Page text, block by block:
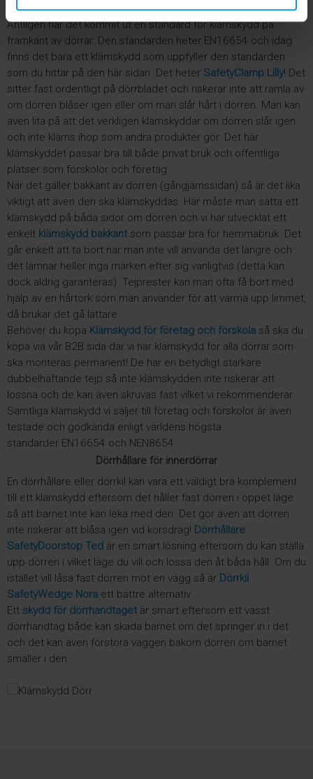
klämskydd!
Äntligen har det kommit ut en standard för klämskydd på
framkant av dörrar. Den standarden heter EN16654 och idag
finns det bara ett klämskydd som uppfyller den standarden
som du hittar på den här sidan. Det heter SafetyClamp Lilly! Det
sitter fast ordentligt på dörrbladet och riskerar inte att ramla av
om dörren blåser igen eller om man slår hårt i dörren. Man kan
även lita på att det verkligen klämskyddar om dörren slår igen
och inte kläms ihop som andra produkter gör. Det här
klämskyddet passar bra till både privat bruk och offentliga
platser som förskolor och företag.
När det gäller bakkant av dörren (gångjärnssidan) så är det lika
viktigt att även den ska klämskyddas. Här måste man sätta ett
klämskydd på båda sidor om dörren och vi har utvecklat ett
enkelt klämskydd bakkant som passar bra för hemmabruk. Det
går enkelt att ta bort när man inte vill använda det längre och
det lämnar heller inga märken efter sig vanligtvis (detta kan
dock aldrig garanteras). Tejprester kan man ofta få bort med
hjälp av en hårtork som man använder för att värma upp limmet,
då brukar det gå lättare.
Behöver du köpa Klämskydd för företag och förskola så ska du
köpa via vår B2B sida där vi har klämskydd för alla dörrar som
ska monteras permanent! De har en betydligt starkare
dubbelhäftande tejp så inte klämskydden inte riskerar att
lossna och de kan även skruvas fast vilket vi rekommenderar.
Samtliga klämskydd vi säljer till företag och förskolor är även
testade och godkända enligt världens högsta
standarder EN16654 och NEN8654.
Dörrhållare för innerdörrar
En dörrhållare eller dörrkil kan vara ett väldigt bra komplement
till ett klämskydd eftersom det håller fast dörren i öppet läge
så att barnet inte kan leka med den. Det gör även att dörren
inte riskerar att blåsa igen vid korsdrag! Dörrhållare
SafetyDoorstop Ted är en smart lösning eftersom du kan ställa
upp dörren i vilket läge du vill och lossa den åt båda håll. Om du
istället vill låsa fast dörren mot en vägg så är Dörrkil
SafetyWedge Nora ett bättre alternativ.
Ett skydd för dörrhandtaget är smart eftersom ett vasst
dörrhandtag både kan skada barnet om det springer in i det
och det kan även förstöra väggen bakom dörren om barnet
smäller i den.